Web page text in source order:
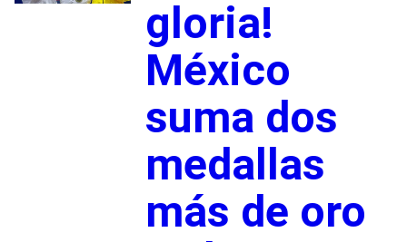
gloria!
México
suma dos
medallas
más de oro